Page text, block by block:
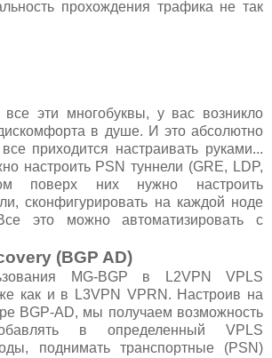
прохождения трафика не так
эти многобуквы, у вас возникло
в душе. И это абсолютно
приходится настраивать руками...
настроить PSN туннели (GRE, LDP,
поверх них нужно настроить
сконфигурировать на каждой ноде
это можно автоматизировать с
(BGP AD)
MG-BGP в L2VPN VPLS
как и в L3VPN VPRN. Настроив на
BGP-AD, мы получаем возможность
в определенный VPLS
поднимать транспортные (PSN)